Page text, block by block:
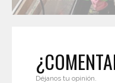
Déjanos tu opinión.